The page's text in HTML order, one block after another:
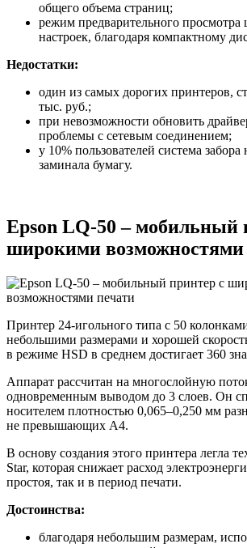
общего объема страниц;
режим предварительного
настроек, благодаря компактному
Недостатки:
один из самых дорогих принтеров,
тыс. руб.;
при невозможности обновить
проблемы с сетевым соединением;
у 10% пользователей система забора
заминала бумагу.
Epson LQ-50 – мобильный
широкими возможностями
Принтер 24-игольного типа с 50
небольшими размерами и хорошей
в режиме HSD в среднем достигает 360
Аппарат рассчитан на многослойную
одновременным выводом до 3 слоев. Он
носителем плотностью 0,065–0,250 мм
не превышающих А4.
В основу создания этого принтера легла
Star, которая снижает расход
простоя, так и в период печати.
Достоинства:
благодаря небольшим размерам,